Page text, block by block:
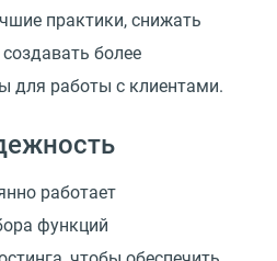
практики, снижать
более
для работы с клиентами.
работает
функций